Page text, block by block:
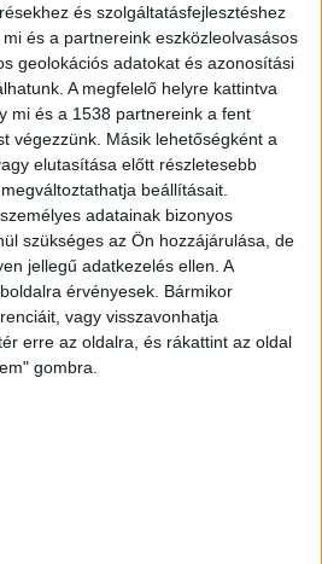
és szolgáltatásfejlesztéshez
és a partnereink eszközleolvasásos
geolokációs adatokat és azonosítási
A megfelelő helyre kattintva
mi és a 1538 partnereink a fent
végezzünk. Másik lehetőségként a
elutasítása előtt részletesebb
beállításait.
adatainak bizonyos
szükséges az Ön hozzájárulása, de
jellegű adatkezelés ellen. A
érvényesek. Bármikor
vagy visszavonhatja
erre az oldalra, és rákattint az oldal
gombra.
meghalt Kerekes Bálint
Sportegyesület
a Dág KSE közölte a
azt írták, a fiatal fiú
halt meg.A Kékvillogó
kattintva éred el! A
ezernél is többen követnek